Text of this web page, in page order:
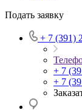
Подать заявку
+ 7 (391)
+ 7
+ 7